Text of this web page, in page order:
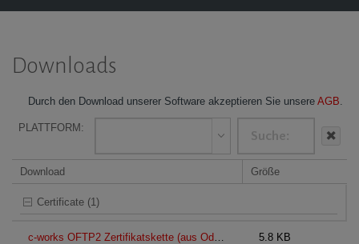
Downloads
Durch den Download unserer Software akzeptieren Sie unsere AGB
PLATTFORM:
Download Größe
Certificate (1)
5.8 KB